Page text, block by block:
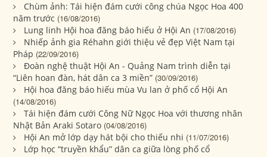
Chùm ảnh: Tái hiện đám cưới công chúa Ngọc Hoa 400
năm trước (16/08/2016)
Lung linh Hội hoa đăng báo hiếu ở Hội An (17/08/2016)
Nhiếp ảnh gia Réhahn giới thiệu vẻ đẹp Việt Nam tại
Pháp (22/09/2016)
Đoàn nghệ thuật Hội An - Quảng Nam trình diễn tại
“Liên hoan đàn, hát dân ca 3 miền” (30/09/2016)
Hội hoa đăng báo hiếu mùa Vu lan ở phố cổ Hội An
(14/08/2016)
Tái hiện đám cưới Công Nữ Ngọc Hoa với thương nhân
Nhật Bản Araki Sotaro (04/08/2016)
Hội An mở lớp dạy hát bội cho thiếu nhi (11/07/2016)
Lớp học “truyền khẩu” dân ca giữa lòng phố cổ